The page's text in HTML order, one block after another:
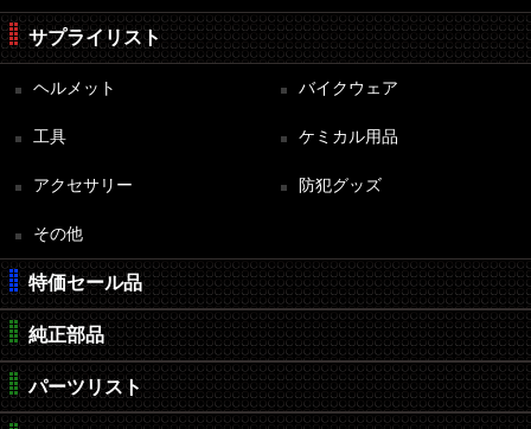
サプライリスト
ヘルメット バイクウェア
工具 ケミカル用品
アクセサリー 防犯グッズ
その他
特価セール品
純正部品
パーツリスト